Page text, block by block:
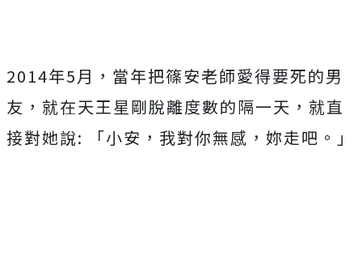
2014年5月，當年把篠安老師愛得要死的男
友，就在天王星剛脫離度數的隔一天，就直
接對她說: 「小安，我對你無感，妳走吧。」